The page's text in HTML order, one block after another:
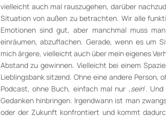
vielleicht auch mal rauszugehen, darüber
Situation von außen zu betrachten. Wir alle
Emotionen sind gut, aber manchmal muss
einräumen, abzuflachen. Gerade, wenn es um
mich ärgere, vielleicht auch über mein eigenes
Abstand zu gewinnen. Vielleicht bei einem
Lieblingsbank sitzend. Ohne eine andere Person,
Podcast, ohne Buch, einfach mal nur ‚sein‘.
Gedanken hinbringen. Irgendwann ist man
oder der Zukunft konfrontiert und kommt